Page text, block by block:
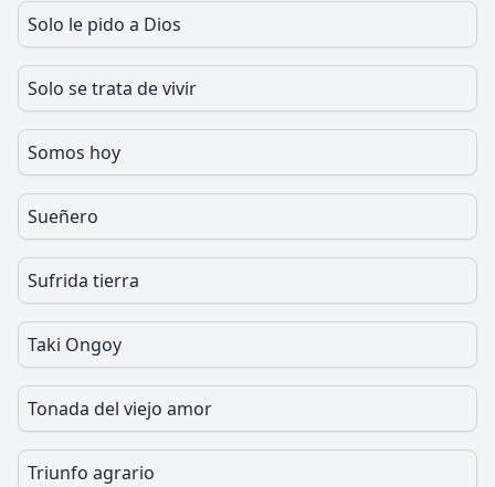
Solo le pido a Dios
Solo se trata de vivir
Somos hoy
Sueñero
Sufrida tierra
Taki Ongoy
Tonada del viejo amor
Triunfo agrario